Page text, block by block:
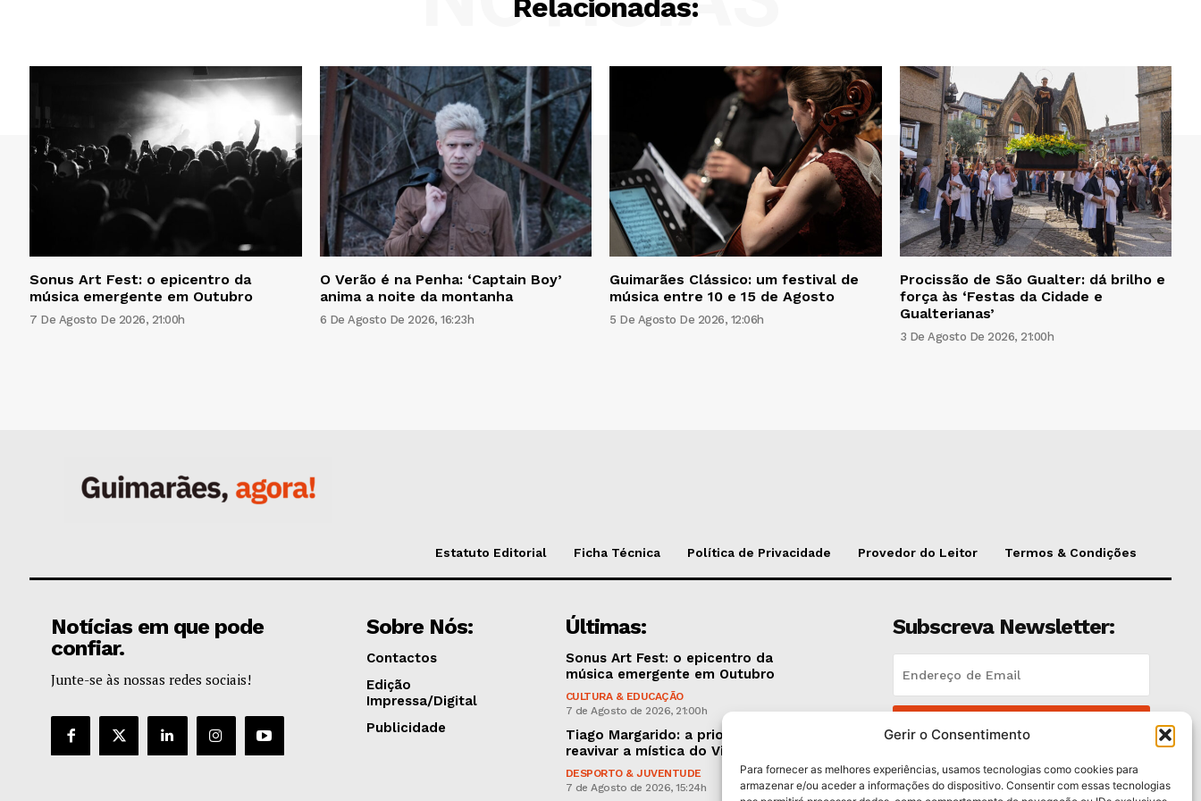
Gerir o Consentimento
Para fornecer as melhores experiências, usamos tecnologias como cookies para
armazenar e/ou aceder a informações do dispositivo. Consentir com essas tecnologias
Relacionadas:
Sonus Art Fest: o epicentro da
música emergente em Outubro
7 De Agosto De 2026, 21:00h
O Verão é na Penha: ‘Captain Boy’
anima a noite da montanha
6 De Agosto De 2026, 16:23h
Guimarães Clássico: um festival de
música entre 10 e 15 de Agosto
5 De Agosto De 2026, 12:06h
Procissão de São Gualter: dá brilho e
força às ‘Festas da Cidade e
Gualterianas’
3 De Agosto De 2026, 21:00h
Estatuto Editorial Ficha Técnica Política de Privacidade Provedor do Leitor Termos & Condições
Notícias em que pode
confiar.
Junte-se às nossas redes sociais!
Sobre Nós:
Contactos
Edição
Impressa/Digital
Publicidade
Últimas:
Sonus Art Fest: o epicentro da
música emergente em Outubro
CULTURA & EDUCAÇÃO
7 de Agosto de 2026, 21:00h
Tiago Margarido: a prioridade “é
reavivar a mística do Vitória”
DESPORTO & JUVENTUDE
7 de Agosto de 2026, 15:24h
Subscreva Newsletter:
QUERO ADERIR
Li e aceito aPolítica de Privacidade .